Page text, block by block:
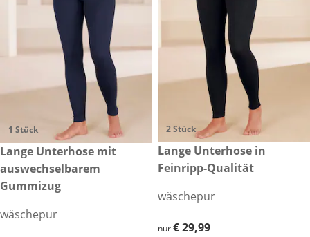
1 Stück
€ 14,99
Lange Unterhose mit
auswechselbarem
Gummizug
wäschepur
2 Stück
€ 29,99
Lange Unterhose in
Feinripp-Qualität
wäschepur
€ 29,99
nur€ 29,99